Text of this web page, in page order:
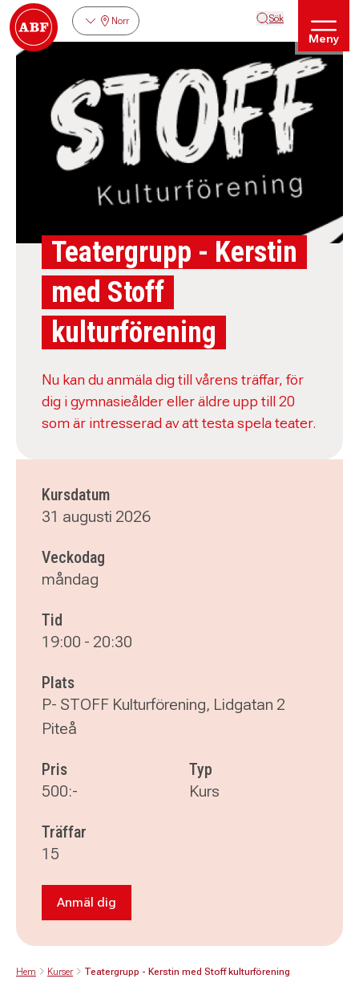
Norr Sök
Meny
Teatergrupp - Kerstin
med Stoff
kulturförening
Nu kan du anmäla dig till vårens träffar, för
dig i gymnasieålder eller äldre upp till 20
som är intresserad av att testa spela teater.
Kursdatum
31 augusti 2026
Veckodag
måndag
Tid
19:00 - 20:30
Plats
P- STOFF Kulturförening, Lidgatan 2
Piteå
Pris
500:-
Typ
Kurs
Träffar
15
Anmäl dig till Teatergrupp - Kerstin med Stoff
Anmäl dig
Hem Kurser Teatergrupp - Kerstin med Stoff kulturförening